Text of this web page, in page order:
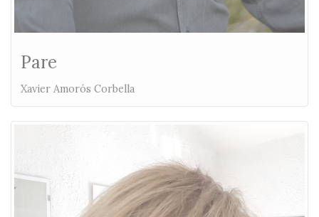
Pare
Xavier Amorós Corbella